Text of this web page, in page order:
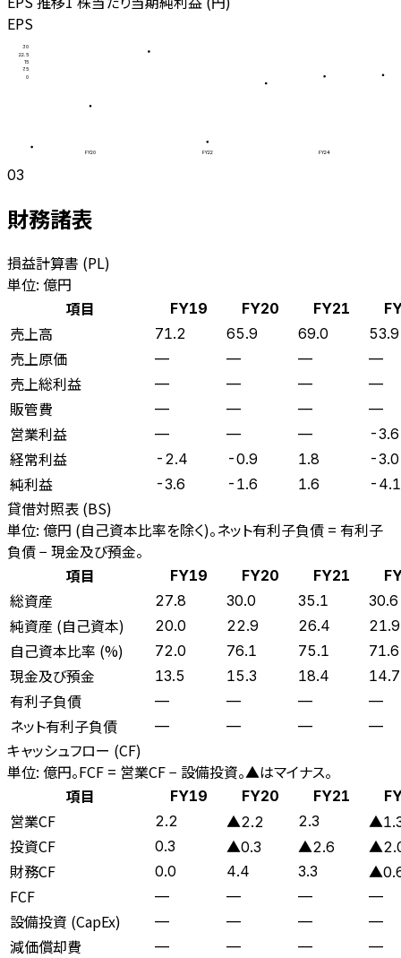
EPS
0
7.5
15
22.5
30
FY20 FY22 FY24
03
財務諸表
損益計算書 (PL)
単位: 億円
項目
FY19 FY20 FY21
売上高 71.2 65.9 69.0 53.9
売上原価 — — — —
売上総利益 — — — —
販管費 — — — —
営業利益 — — — -3.6
経常利益 -2.4 -0.9 1.8 -3.0
純利益 -3.6 -1.6 1.6 -4.1
貸借対照表 (BS)
単位: 億円 (自己資本比率を除く)。ネット有利子負債 = 有利子
負債 − 現金及び預金。
項目
FY19 FY20 FY21
総資産 27.8 30.0 35.1 30.6
純資産 (自己資本) 20.0 22.9 26.4 21.9
自己資本比率 (%) 72.0 76.1 75.1 71.6
現金及び預金 13.5 15.3 18.4 14.7
有利子負債 — — — —
ネット有利子負債 — — — —
キャッシュフロー (CF)
単位: 億円。FCF = 営業CF − 設備投資。▲はマイナス。
項目
FY19 FY20 FY21
営業CF 2.2 ▲2.2 2.3
投資CF 0.3 ▲0.3 ▲2.6
財務CF 0.0 4.4 3.3
FCF — — — —
設備投資 (CapEx) — — — —
減価償却費 — — — —